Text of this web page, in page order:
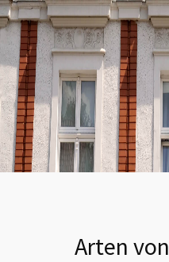
Arten von